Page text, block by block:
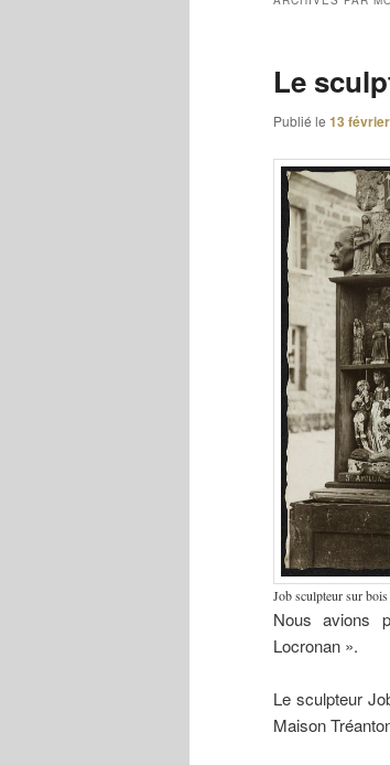
Le
Publié le 13
Job sculpteur sur
Nous avions
Locronan ».
Le sculpteur
Maison